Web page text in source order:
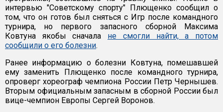
интервью "Советскому спорту" Плющенко сообщил о
том, что он готов был сняться с Игр после командного
турнира, но первого запасного сборной Максима
Ковтуна якобы сначала не смогли найти, а потом
сообщили о его болезни.
Ранее информацию о болезни Ковтуна, помешавшей
ему заменить Плющенко после командного турнира,
опроверг хореограф чемпиона России Петр Чернышев.
Вторым официальным запасным в сборной России был
вице-чемпион Европы Сергей Воронов.